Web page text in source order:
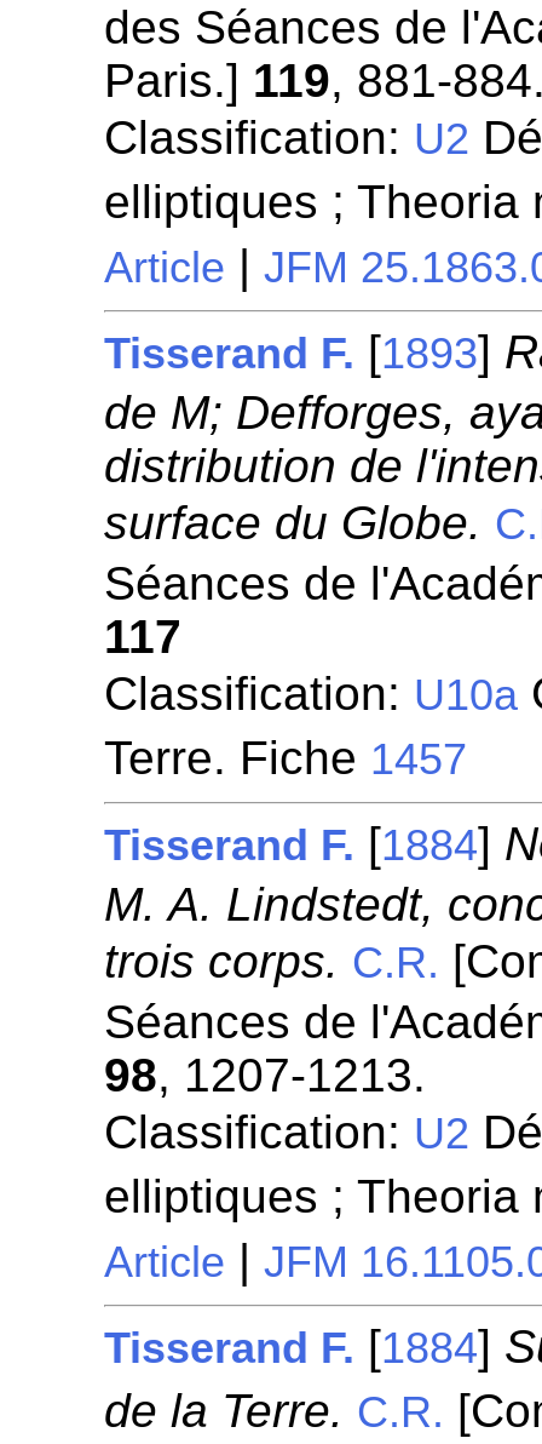
des Séances de
Paris.] 119, 881-
Classification: U2
elliptiques ;
Article |JFM
Tisserand F. [1893]
de M; Defforges,
distribution de
surface du Globe.
Séances de
117
Classification: U10a
Terre. Fiche 1457
Tisserand F. [1884]
M. A. Lindstedt,
trois corps. C.R.
Séances de
98, 1207-1213.
Classification: U2
elliptiques ;
Article |JFM
Tisserand F. [1884]
de la Terre. C.R.